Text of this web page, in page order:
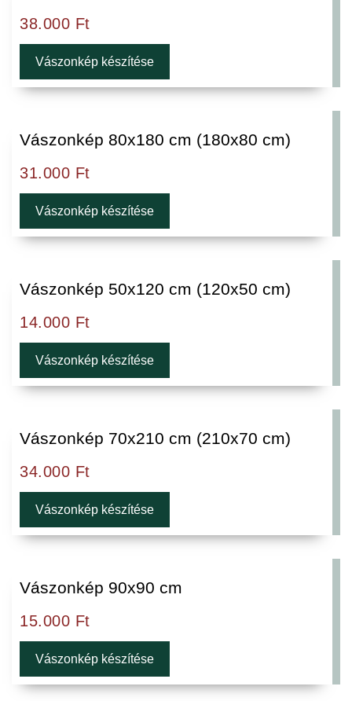
38.000 Ft
Vászonkép készítése
Vászonkép 80x180 cm (180x80 cm)
31.000 Ft
Vászonkép készítése
Vászonkép 50x120 cm (120x50 cm)
14.000 Ft
Vászonkép készítése
Vászonkép 70x210 cm (210x70 cm)
34.000 Ft
Vászonkép készítése
Vászonkép 90x90 cm
15.000 Ft
Vászonkép készítése